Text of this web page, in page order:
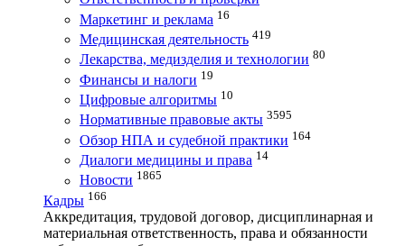
Маркетинг и реклама 16
Медицинская деятельность 419
Лекарства, медизделия и технологии 80
Финансы и налоги 19
Цифровые алгоритмы 10
Нормативные правовые акты 3595
Обзор НПА и судебной практики 164
Диалоги медицины и права 14
Новости 1865
Кадры 166
Аккредитация, трудовой договор, дисциплинарная и
материальная ответственность, права и обязанности